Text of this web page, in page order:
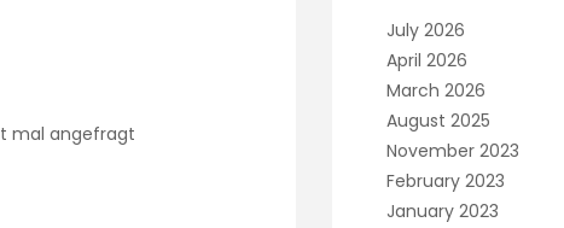
mal angefragt
July 2026
April 2026
March 2026
August 2025
November 2023
February 2023
January 2023